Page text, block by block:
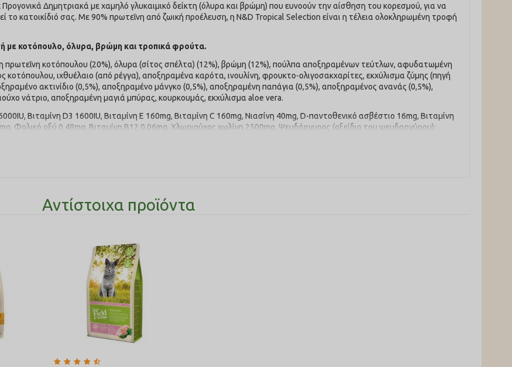
Προγονικά Δημητριακά με χαμηλό γλυκαιμικό δείκτη (όλυρα και βρώμη) που ευνοούν την αίσθηση του κορεσμού, για να
κατοικίδιό σας. Με 90% πρωτεΐνη από ζωική προέλευση, η N&D Tropical Selection είναι η τέλεια ολοκληρωμένη τροφή
με κοτόπουλο, όλυρα, βρώμη και τροπικά φρούτα.
κοτόπουλου (20%), όλυρα (σίτος σπέλτα) (12%), βρώμη (12%), πούλπα αποξηραμένων τεύτλων, αφυδατωμένη
ιχθυέλαιο (από ρέγγα), αποξηραμένα καρότα, ινουλίνη, φρουκτο-ολιγοσακχαρίτες, εκχύλισμα ζύμης (πηγή
ακτινίδιο (0,5%), αποξηραμένο μάνγκο (0,5%), αποξηραμένη παπάγια (0,5%), αποξηραμένος ανανάς (0,5%),
νάτριο, αποξηραμένη μαγιά μπύρας, κουρκουμάς, εκχύλισμα aloe vera.
Βιταμίνη D3 1600IU, Βιταμίνη E 160mg, Βιταμίνη C 160mg, Νιασίνη 40mg, D-παντοθενικό ασβέστιο 16mg, Βιταμίνη
Φολικό οξύ 0.48mg, Βιταμίνη B12 0.06mg, Χλωριούχος χωλίνη 2500mg, Ψευδάργυρος (οξείδιο του ψευδαργύρου):
12.8mg, Ιώδιο (ιωδικό ασβέστιο, άνυδρο): 1.56mg, DL-μεθειονίνη τεχνικής καθαρότητας 3000mg, Ταυρίνη
πράσινου τσαγιού 100mg, εκχύλισμα δενδρολίβανου. Αντιοξειδωτικά: εκχυλίσματα τοκοφερόλης από φυτικά
Omega-6 2.00%, Omega-3 0.40%, DHA 0.15%, EPA 0.10%, Ταυρίνη 0.18%. EM Kcal/Kg 3522 - Mj/Kg 14,73.
Αντίστοιχα προϊόντα